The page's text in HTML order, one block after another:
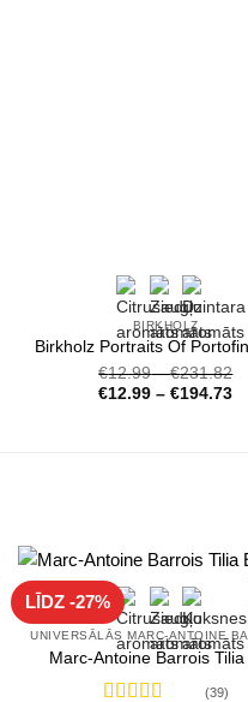
BIRKHOLZ
Birkholz Portraits Of
€12.99–€231.82
€12.99 –€194.73
LĪDZ -27%
Marc-Antoine Barrois Tilia
(39)